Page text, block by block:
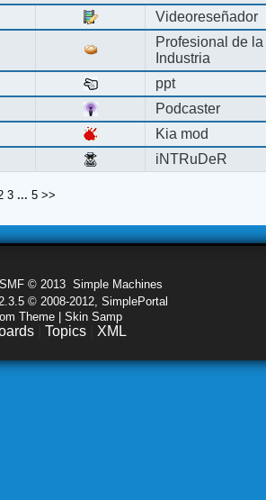
Videoreseñador
Profesional de la
Industria
ppt
Podcaster
Kia mod
iNTRuDeR
3 ... 5 >>
SMF © 2013 Simple Machines
© 2008-2012, SimplePortal
Theme | Skin Samp
Topics XML